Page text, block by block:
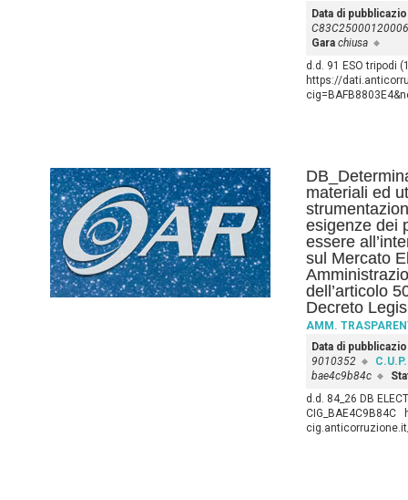
Data di
C83C25000120006
Gara chiusa
d.d. 91 ESO tripodi
https://
materiali ed
esigenze dei
essere
sul Mercato
dell’articolo
Decreto
AMM.
Data di
9010352
C.U.P.
bae4c9b84c
d.d. 84_26 DB
CIG_BAE4C9B84C